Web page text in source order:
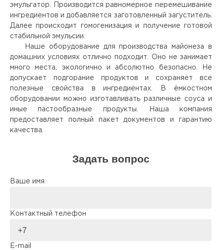
эмульгатор. Производится равномерное перемешивание
ингредиентов и добавляется заготовленный загуститель.
Далее происходит гомогенизация и получение готовой
стабильной эмульсии.
Наше оборудование для производства майонеза в
домашних условиях отлично подходит. Оно не занимает
много места, экологично и абсолютно безопасно. Не
допускает подгорание продуктов и сохраняет все
полезные свойства в ингредиентах. В ёмкостном
оборудовании можно изготавливать различные соуса и
иные пастообразные продукты. Наша компания
предоставляет полный пакет документов и гарантию
качества.
Задать вопрос
Ваше имя
Контактный телефон
E-mail